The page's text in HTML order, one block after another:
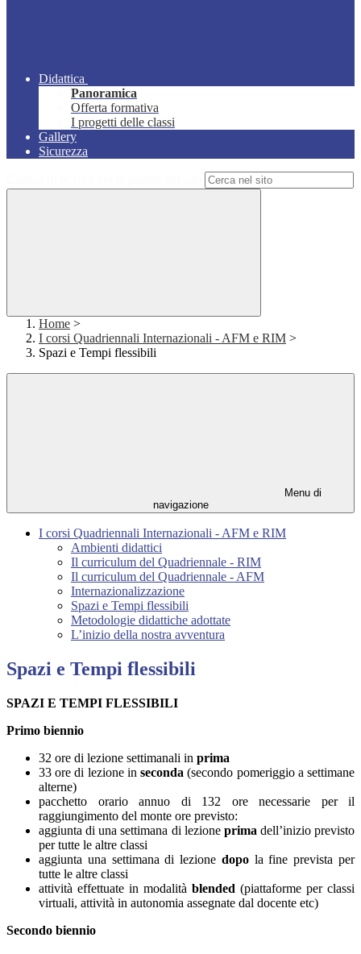
Didattica
Panoramica
Offerta formativa
I progetti delle classi
Gallery
Sicurezza
Home >
I corsi Quadriennali Internazionali - AFM e RIM >
Spazi e Tempi flessibili
Menu di
navigazione
I corsi Quadriennali Internazionali - AFM e RIM
Ambienti didattici
Il curriculum del Quadriennale - RIM
Il curriculum del Quadriennale - AFM
Internazionalizzazione
Spazi e Tempi flessibili
Metodologie didattiche adottate
L’inizio della nostra avventura
Spazi e Tempi flessibili
SPAZI E TEMPI FLESSIBILI
Primo biennio
32 ore di lezione settimanali in prima
33 ore di lezione inseconda (secondo pomeriggio a settimane
alterne)
pacchetto orario annuo di 132 ore necessarie per il
raggiungimento del monte ore previsto:
aggiunta di una settimana di lezioneprima dell’inizio previsto
per tutte le altre classi
aggiunta una settimana di lezione dopola fine prevista per
tutte le altre classi
attività effettuate in modalità blended (piattaforme per classi
virtuali, attività in autonomia assegnate dal docente etc)
Secondo biennio